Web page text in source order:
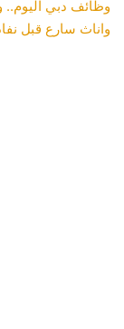
وظائف دبي اليوم..
واناث سارع قبل